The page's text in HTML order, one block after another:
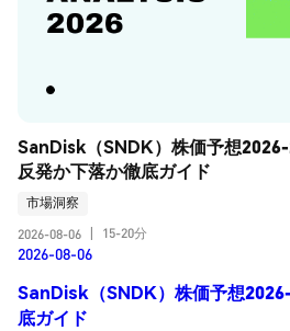
SanDisk（SNDK）株価予想2026-
反発か下落か徹底ガイド
市場洞察
2026-08-06
15-20分
2026-08-06
SanDisk（SNDK）株価予想
底ガイド